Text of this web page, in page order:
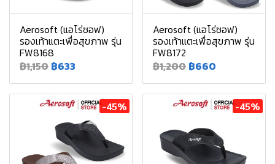
Aerosoft (แอโร่ซอฟ)
รองเท้าแตะเพื่อสุขภาพ รุ่น
FW8168
฿1,150 ฿633
Aerosoft (แอโร่ซอฟ)
รองเท้าแตะเพื่อสุขภาพ รุ่น
FW8172
฿1,200 ฿660
-45% -45%